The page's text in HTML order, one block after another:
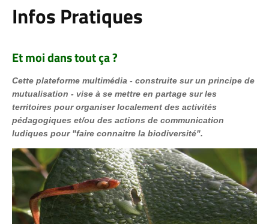
Infos Pratiques
Et moi dans tout ça ?
Cette plateforme multimédia - construite sur un principe de
mutualisation - vise à se mettre en partage sur les
territoires pour organiser localement des activités
pédagogiques et/ou des actions de communication
ludiques pour "faire connaitre la biodiversité".